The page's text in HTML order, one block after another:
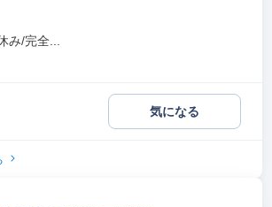
/完全...
気になる